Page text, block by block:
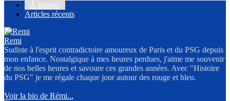
À propos
Articles récents
Remi
Sudiste à l'esprit contradictoire amoureux de Paris et du PSG depuis
mon enfance. Nostalgique à mes heures perdues, j'aime me souvenir
de nos belles heures et savoure ces grandes années. Avec "Histoire
du PSG" je me régale chaque jour autour des rouge et bleu.
Voir la bio de Rémi...